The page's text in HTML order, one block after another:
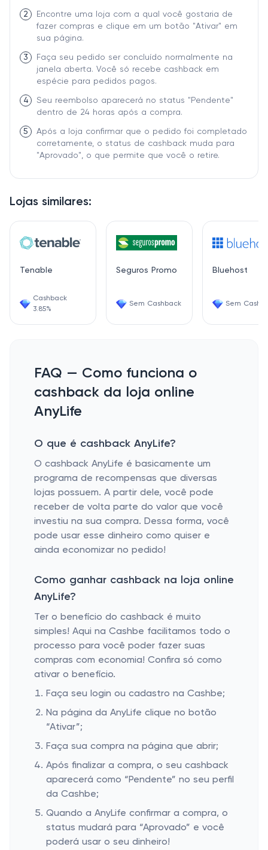
Lojas similares:
Tenable
Cashback
3.85%
Seguros Promo
Sem Cashback
Bluehost
Sem
2
Encontre uma loja com a qual você gostaria de
fazer compras e clique em um botão "Ativar" em
sua página.
3
Faça seu pedido ser concluído normalmente na
janela aberta. Você só recebe cashback em
espécie para pedidos pagos.
4
Seu reembolso aparecerá no status "Pendente"
dentro de 24 horas após a compra.
5
Após a loja confirmar que o pedido foi completado
corretamente, o status de cashback muda para
"Aprovado", o que permite que você o retire.
FAQ — Como funciona o
cashback da loja online
AnyLife
O que é cashback AnyLife?
O cashback AnyLife é basicamente um
programa de recompensas que diversas
lojas possuem. A partir dele, você pode
receber de volta parte do valor que você
investiu na sua compra. Dessa forma, você
pode usar esse dinheiro como quiser e
ainda economizar no pedido!
Como ganhar cashback na loja online
AnyLife?
Ter o benefício do cashback é muito
simples! Aqui na Cashbe facilitamos todo o
processo para você poder fazer suas
compras com economia! Confira só como
ativar o benefício.
Faça seu login ou cadastro na Cashbe;
Na página da AnyLife clique no botão
“Ativar”;
Faça sua compra na página que abrir;
Após finalizar a compra, o seu cashback
aparecerá como “Pendente” no seu perfil
da Cashbe;
Quando a AnyLife confirmar a compra, o
status mudará para “Aprovado” e você
poderá usar o seu dinheiro!